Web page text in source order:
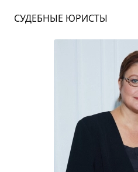
СУДЕБНЫЕ ЮРИСТЫ